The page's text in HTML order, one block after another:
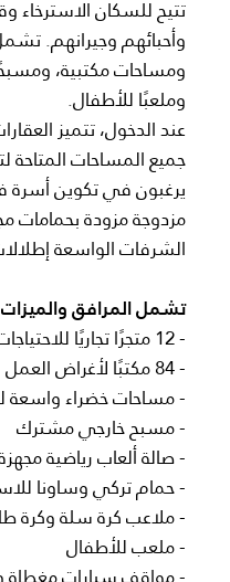
تتيح للسكان
ومساحات مكتبية،
وملعبًا للأطفال.
عند الدخول، تتميز
جميع المساحات المتاحة
يرغبون في تكوين
مزدوجة مزودة بحمامات
الشرفات الواسعة
تشمل المرافق والميزات
- 12 متجرًا تجاريًا للاحتياجات اليومية في الموقع
- 84 مكتبًا لأغراض العمل
- مساحات خضراء واسعة
- مسبح خارجي مشترك
- صالة ألعاب رياضية
- حمام تركي وساونا
- ملاعب كرة سلة وكرة
- ملعب للأطفال